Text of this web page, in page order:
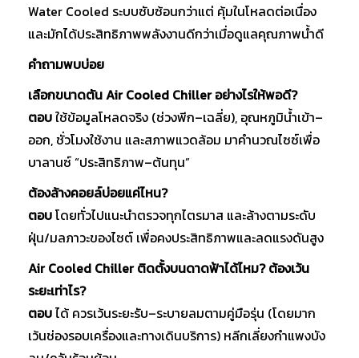
Water Cooled ระบบซับซ้อนกว่าแต่ คุ้มในโหลดต่อเนื่อง
และมักได้ประสิทธิภาพพลังงานดีกว่าเมื่อดูแลคุณภาพน้ำดี
คำถามพบบ่อย
เลือกขนาดตัน Air Cooled Chiller อย่างไรให้พอดี?
ตอบใช้ข้อมูลโหลดจริง (ช่วงพีก–เฉลี่ย), อุณหภูมิน้ำเข้า–
ออก, ชั่วโมงใช้งาน และสภาพแวดล้อม มาคำนวณไซซ์เพื่อ
บาลานซ์ “ประสิทธิภาพ–ต้นทุน”
ต้องล้างคอยล์บ่อยแค่ไหน?
ตอบโดยทั่วไปแนะนำตรวจทุกไตรมาส และล้างตามระดับ
ฝุ่น/มลภาวะของไซต์ เพื่อคงประสิทธิภาพและลดแรงดันสูง
Air Cooled Chiller ติดตั้งบนดาดฟ้าได้ไหม? ต้องเว้น
ระยะเท่าไร?
ตอบได้ ควรเว้นระยะรับ–ระบายลมตามคู่มือรุ่น (โดยมาก
เว้นช่องรอบเครื่องและทางเดินบริการ) หลีกเลี่ยงกำแพงบัง